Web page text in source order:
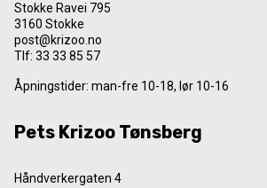
Stokke Ravei 795
3160 Stokke
post@krizoo.no
Tlf: 33 33 85 57
Åpningstider: man-fre 10-18, lør 10-16
Pets Krizoo Tønsberg
Håndverkergaten 4